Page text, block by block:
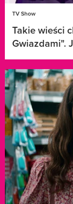
TV Show
Takie wieści
Gwiazdami".